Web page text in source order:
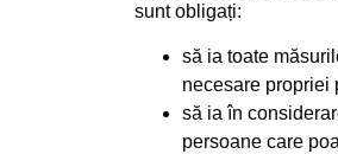
sunt obligați:
să ia toate
necesare propriei
să ia în
persoane care